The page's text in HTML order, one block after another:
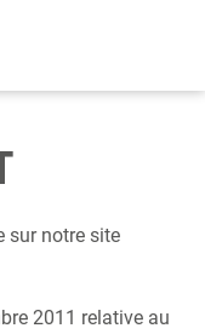
sur notre site
2011 relative au